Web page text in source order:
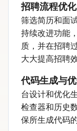
招聘流程优化
筛选简历和面
持续改进功能
质，并在招聘
大大提高招聘效
代码生成与
台设计和优化
检查器和历史
保所生成代码